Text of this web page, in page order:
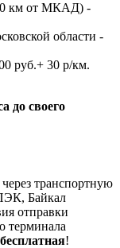
км от МКАД) -
области -
руб.+ 30 р/км.
до своего
транспортную
Байкал
отправки
терминала
бесплатная!